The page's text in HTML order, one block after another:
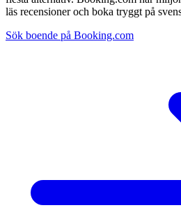
läs recensioner och boka tryggt på
Sök boende på Booking.com